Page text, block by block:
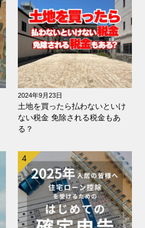
2024年9月23日
土地を買ったら払わないといけ
ない税金 免除される税金もあ
る？